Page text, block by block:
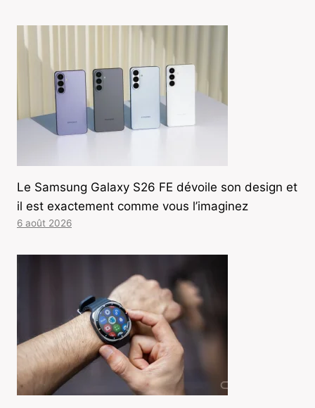
Le Samsung Galaxy S26 FE dévoile son design et
il est exactement comme vous l’imaginez
6 août 2026